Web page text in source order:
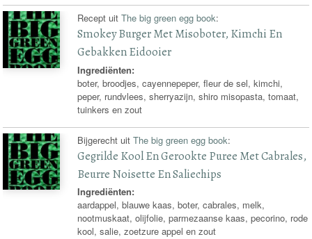
Recept uitThe big green egg book:
Smokey Burger Met Misoboter, Kimchi En
Gebakken Eidooier
Ingrediënten:
boter, broodjes, cayennepeper, fleur de sel, kimchi,
peper, rundvlees, sherryazijn, shiro misopasta, tomaat,
tuinkers en zout
Bijgerecht uitThe big green egg book:
Gegrilde Kool En Gerookte Puree Met Cabrales,
Beurre Noisette En Saliechips
Ingrediënten:
aardappel, blauwe kaas, boter, cabrales, melk,
nootmuskaat, olijfolie, parmezaanse kaas, pecorino, rode
kool, salie, zoetzure appel en zout